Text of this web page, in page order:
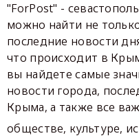
"ForPost" -
можно найти не
последние новости
что происходит в
вы найдете самые
новости города,
Крыма, а также все
обществе, культуре,